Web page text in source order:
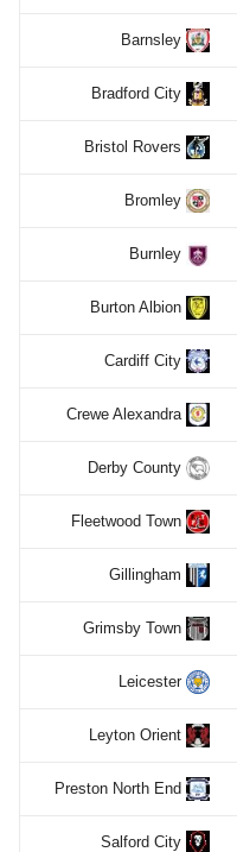
Barnsley
Bradford City
Bristol Rovers
Bromley
Burnley
Burton Albion
Cardiff City
Crewe Alexandra
Derby County
Fleetwood Town
Gillingham
Grimsby Town
Leicester
Leyton Orient
Preston North End
Salford City